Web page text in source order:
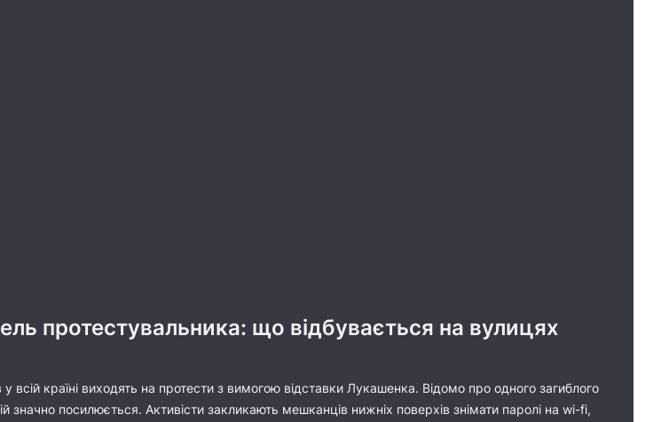
протестувальника: що відбувається на вулицях
у всій країні виходять на протести з вимогою відставки Лукашенка. Відомо про одного загиблого
значно посилюється. Активісти закликають мешканців нижніх поверхів знімати паролі на wi-fi,